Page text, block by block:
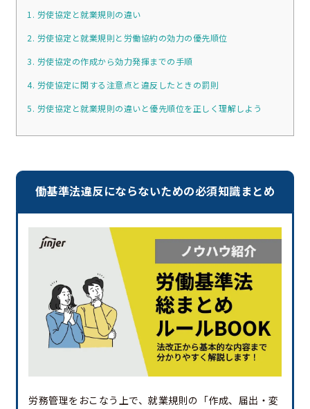
1. 労使協定と就業規則の違い
2. 労使協定と就業規則と労働協約の効力の優先順位
3. 労使協定の作成から効力発揮までの手順
4. 労使協定に関する注意点と違反したときの罰則
5. 労使協定と就業規則の違いと優先順位を正しく理解しよう
働基準法違反にならないための必須知識まとめ
労務管理をおこなう上で、就業規則の「作成、届出・変